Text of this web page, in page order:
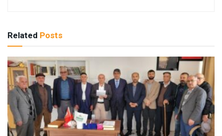
Related Posts